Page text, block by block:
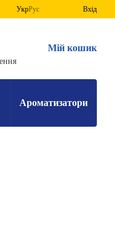
УкрРус Вхід
Мій кошик
Ароматизатори